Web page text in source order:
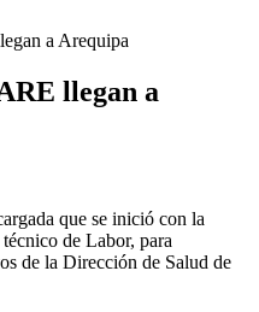
a Arequipa
llegan a
que se inició con la
de Labor, para
de la Dirección de Salud de